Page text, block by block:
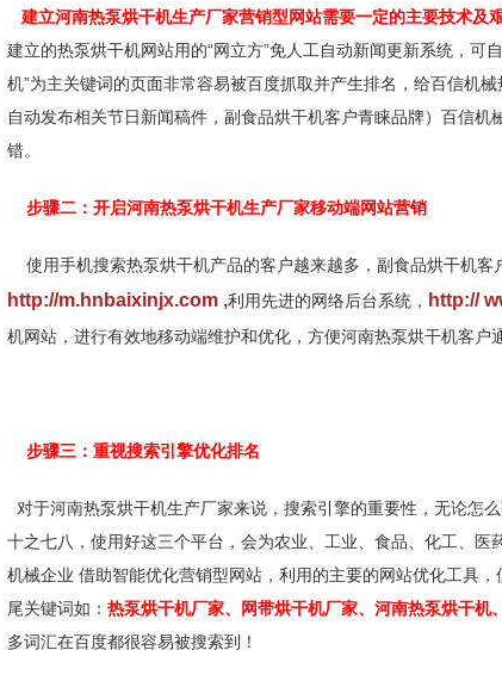
建立河南热泵烘干机生产厂家营销型网站需要一定的主要技术及
建立的热泵烘干机网站用的“网立方”免人工自动新闻更新系统，
机”为主关键词的页面非常容易被百度抓取并产生排名，给百信机
自动发布相关节日新闻稿件，副食品烘干机客户青睐品牌）百信
错。
步骤二：开启河南热泵烘干机生产厂家移动端网站营销
使用手机搜索热泵烘干机产品的客户越来越多，副食品烘干机
http://m.hnbaixinjx.com ,利用先进的网络后台系统， http://
机网站，进行有效地移动端维护和优化，方便河南热泵烘干机客户
步骤三： 重视搜索引擎优化排名
对于河南热泵烘干机生产厂家来说，搜索引擎的重要性，无论怎
十之七八，使用好这三个平台，会为农业、工业、食品、化工、
机械企业 借助智能优化营销型网站，利用的主要的网站优化工具
尾关键词如： 热泵烘干机厂家、网带烘干机厂家、河南热泵烘干
多词汇在百度都很容易被搜索到！